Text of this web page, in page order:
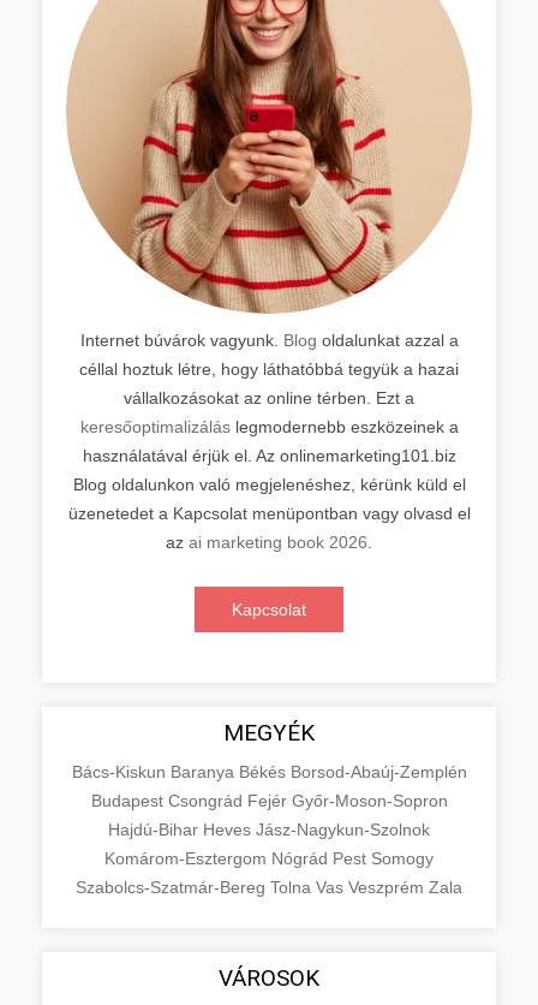
Internet búvárok vagyunk. Blog oldalunkat azzal a
céllal hoztuk létre, hogy láthatóbbá tegyük a hazai
vállalkozásokat az online térben. Ezt a
keresőoptimalizáláslegmodernebb eszközeinek a
használatával érjük el. Az onlinemarketing101.biz
Blog oldalunkon való megjelenéshez, kérünk küld el
üzenetedet a Kapcsolat menüpontban vagy olvasd el
az ai marketing book 2026
Kapcsolat
MEGYÉK
Bács-Kiskun Baranya Békés Borsod-Abaúj-Zemplén
Budapest Csongrád Fejér Győr-Moson-Sopron
Hajdú-Bihar Heves Jász-Nagykun-Szolnok
Komárom-Esztergom Nógrád Pest Somogy
Szabolcs-Szatmár-Bereg Tolna Vas Veszprém Zala
VÁROSOK